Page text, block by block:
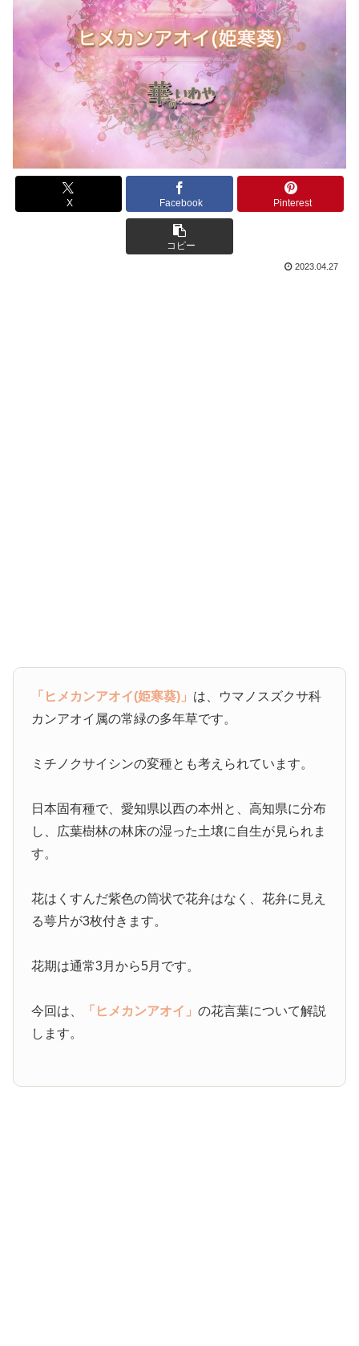
X Facebook Pinterest
コピー
2023.04.27
「ヒメカンアオイ(姫寒葵)」 は、ウマノスズクサ科
カンアオイ属の常緑の多年草です。
ミチノクサイシンの変種とも考えられています。
日本固有種で、愛知県以西の本州と、高知県に分布
し、広葉樹林の林床の湿った土壌に自生が見られま
す。
花はくすんだ紫色の筒状で花弁はなく、花弁に見え
る萼片が3枚付きます。
花期は通常3月から5月です。
今回は、 「ヒメカンアオイ」の花言葉について解説
します。